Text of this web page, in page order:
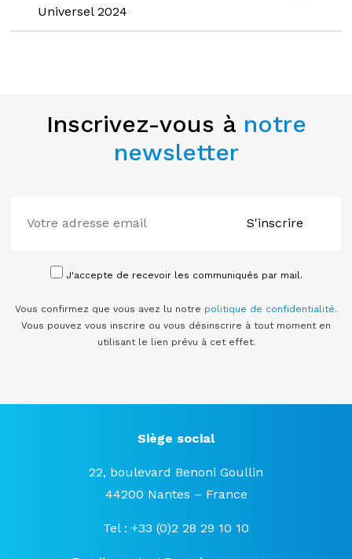
Universel 2024
Inscrivez-vous à notre
newsletter
S'inscrire
J'accepte de recevoir les communiqués par mail.
Vous confirmez que vous avez lu notre politique de confidentialité.
Vous pouvez vous inscrire ou vous désinscrire à tout moment en
utilisant le lien prévu à cet effet.
Siège social
22, boulevard Benoni Goullin
44200 Nantes – France
Tel : +33 (0)2 28 29 10 10